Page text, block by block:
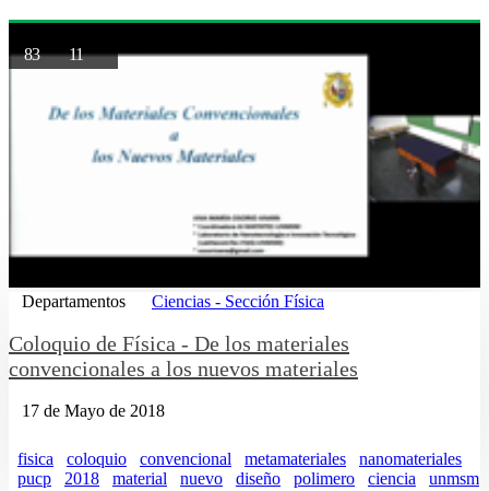
8311
Departamentos Ciencias - Sección Física
Coloquio de Física - De los materiales
convencionales a los nuevos materiales
17 de Mayo de 2018
fisica coloquio convencional metamateriales
nanomateriales
pucp
2018 material nuevo diseño polimero ciencia unmsm